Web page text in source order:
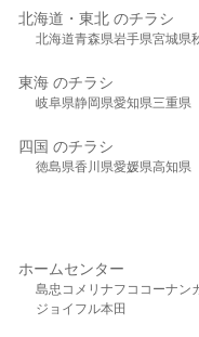
北海道・東北 のチラシ
北海道青森県岩手県宮城県
東海 のチラシ
岐阜県静岡県愛知県三重県
四国 のチラシ
徳島県香川県愛媛県高知県
ホームセンター
島忠 コメリ ナフコ コーナン
ジョイフル本田